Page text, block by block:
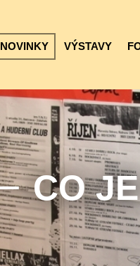
NOVINKY VÝSTAVY
CO